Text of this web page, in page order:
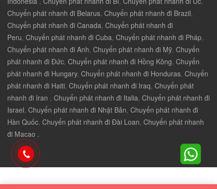
Chuyển phát nhanh đi Belarus, Chuyển phát nhanh đi Brazil,
Chuyển phát nhanh đi Canada, Chuyển phát nhanh đi
Peru, Chuyển phát nhanh đi Cuba, Chuyển phát nhanh đi Pháp,
Chuyển phát nhanh đi Anh, Chuyển phát nhanh đi Mỹ, Chuyển
phát nhanh đi Đức, Chuyển phát nhanh đi Hồng Kông, Chuyển
phát nhanh đi Hungary, Chuyển phát nhanh đi Honduras, Chuyển
phát nhanh đi Haiti, Chuyển phát nhanh đi Iraq, Chuyển phát
nhanh đi Iran , Chuyển phát nhanh đi Italia, Chuyển phát nhanh đi
Israel, Chuyển phát nhanh đi Nhật Bản, Chuyển phát nhanh đi
Hàn Quốc, Chuyển phát nhanh đi Đài Loan, Chuyển phát nhanh
đi Macao .